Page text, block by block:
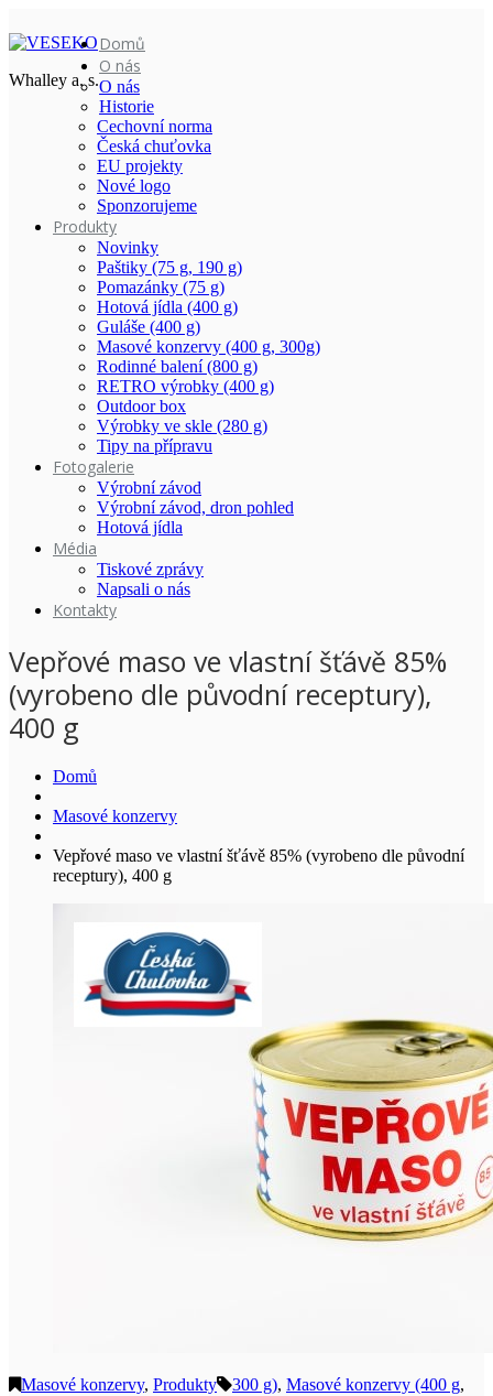
Whalley a. s.
Domů
O nás
O nás
Historie
Cechovní norma
Česká chuťovka
EU projekty
Nové logo
Sponzorujeme
Produkty
Novinky
Paštiky (75 g, 190 g)
Pomazánky (75 g)
Hotová jídla (400 g)
Guláše (400 g)
Masové konzervy (400 g, 300g)
Rodinné balení (800 g)
RETRO výrobky (400 g)
Outdoor box
Výrobky ve skle (280 g)
Tipy na přípravu
Fotogalerie
Výrobní závod
Výrobní závod, dron pohled
Hotová jídla
Média
Tiskové zprávy
Napsali o nás
Kontakty
Vepřové maso ve vlastní šťávě 85%
(vyrobeno dle původní receptury),
400 g
Domů
Masové konzervy
Vepřové maso ve vlastní šťávě 85% (vyrobeno dle původní
receptury), 400 g
Masové konzervy, Produkty 300 g), Masové konzervy (400 g,